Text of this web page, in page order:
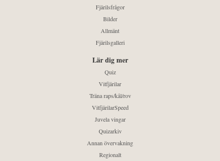
Fjärilsfrågor
Bilder
Allmänt
Fjärilsgalleri
Lär dig mer
Quiz
Vitfjärilar
Träna raps/kål/rov
VitfjärilarSpeed
Juvela vingar
Quizarkiv
Annan övervakning
Regionalt